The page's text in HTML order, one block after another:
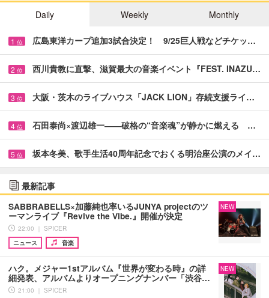
Daily
Weekly Monthly
1 位 広島東洋カープ追加3試合決定！ 9/25巨人戦などチケッ…
2 位 西川貴教に直撃、滋賀最大の音楽イベント『FEST. INAZU…
3 位 大阪・茨木のライブハウス「JACK LION」存続支援ライ…
4 位 石田泰尚×渡辺雄一――破格の“音楽魂”が静かに燃える …
5 位 坂本冬美、歌手生活40周年記念でおくる明治座公演のメイ…
最新記事
SABBRABELLS×加藤純也率いるJUNYA projectのツ
ーマンライブ『Revive the Vibe.』開催が決定
22:00 ｜ SPICER
ニュース
音楽
NEW
ハク。メジャー1stアルバム『世界が変わる時』の詳
細発表、アルバムよりオープニングナンバー「渋谷…
21:00 ｜ SPICER
NEW